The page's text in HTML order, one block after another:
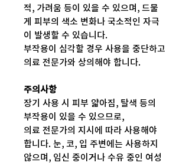
적, 가려움 등이 있을 수 있으며, 드물
게 피부의 색소 변화나 국소적인 자극
이 발생할 수 있습니다.
부작용이 심각할 경우 사용을 중단하고
의료 전문가와 상의해야 합니다.
주의사항
장기 사용 시 피부 얇아짐, 탈색 등의
부작용이 있을 수 있으므로,
의료 전문가의 지시에 따라 사용해야
합니다. 눈, 코, 입 주변에는 사용하지
않으며, 임신 중이거나 수유 중인 여성